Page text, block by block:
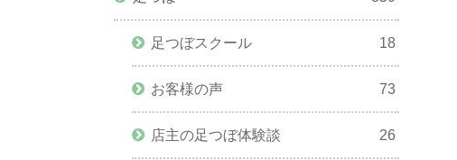
足つぼスクール 18
お客様の声 73
店主の足つぼ体験談 26